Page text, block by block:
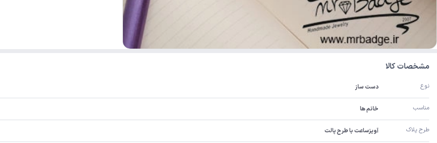
مشخصات کالا
نوع دست ساز
مناسب خانم ها
طرح پلاک آویزساعت با طرح پالت